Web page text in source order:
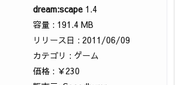
dream:scape 1.4
容量 : 191.4 MB
リリース日 : 2011/06/09
カテゴリ : ゲーム
価格 : ￥230